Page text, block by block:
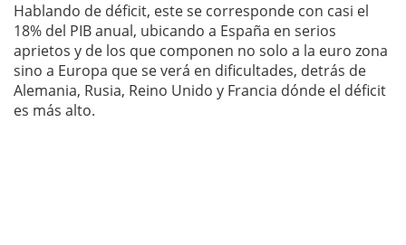
Hablando de déficit, este se corresponde con casi el
18% del PIB anual, ubicando a España en serios
aprietos y de los que componen no solo a la euro zona
sino a Europa que se verá en dificultades, detrás de
Alemania, Rusia, Reino Unido y Francia dónde el déficit
es más alto.